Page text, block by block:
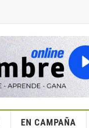
EN CAMPAÑA